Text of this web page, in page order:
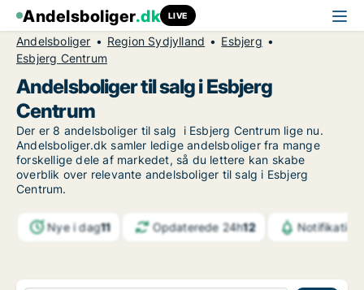
Andelsboliger.dk LIVE
Andelsboliger Region Sydjylland
Esbjerg
Esbjerg Centrum
Andelsboliger til salg i Esbjerg
Centrum
Der er 8 andelsboliger til salg i Esbjerg Centrum lige nu.
Andelsboliger.dk samler ledige andelsboliger fra mange
forskellige dele af markedet, så du lettere kan skabe
overblik over relevante andelsboliger til salg i Esbjerg
Centrum.
Nye i dag11 Opdaterede 24h12